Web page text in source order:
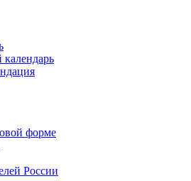
форме
России